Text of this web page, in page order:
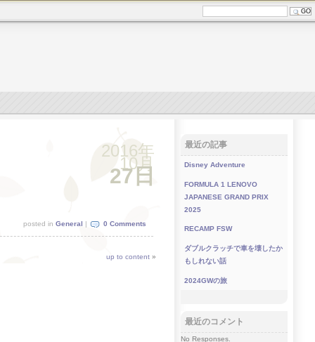
2016年
10月
27日
posted inGeneral | 0 Comments
up to content »
最近の記事
Disney Adventure
FORMULA 1 LENOVO
JAPANESE GRAND PRIX
2025
RECAMP FSW
ダブルクラッチで車を壊したか
もしれない話
2024GWの旅
最近のコメント
No Responses.